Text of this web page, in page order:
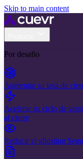
Skip to main content
Por desafio
Aumentar su tasa de
Acelerar su ciclo de
al cierre
Reducir el ghosting